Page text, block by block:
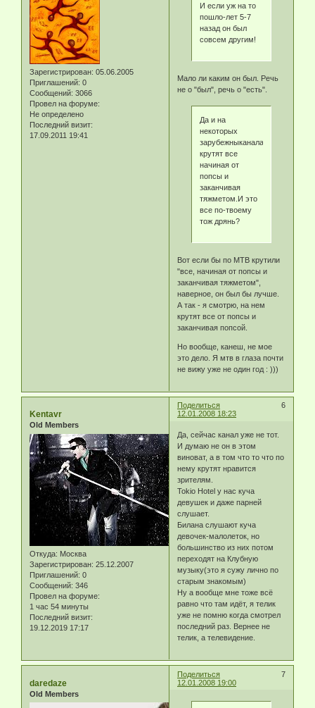
Зарегистрирован: 05.06.2005
Приглашений: 0
Сообщений: 3066
Провел на форуме:
Не определено
Последний визит:
17.09.2011 19:41
И если уж на то
пошло-лет 5-7
назад он был
совсем другим!
Мало ли каким он был. Речь
не о "был", речь о "есть".
Да и на
некоторых
зарубежныканалах
крутят все
начиная от
попсы и
заканчивая
тяжметом.И это
все по-твоему
тож дрянь?
Вот если бы по МТВ крутили
"все, начиная от попсы и
заканчивая тяжметом",
наверное, он был бы лучше.
А так - я смотрю, на нем
крутят все от попсы и
заканчивая попсой.
Но вообще, канеш, не мое
это дело. Я мтв в глаза почти
не вижу уже не один год : )))
Поделиться
6
12.01.2008 18:23
Kentavr
Old Members
Откуда: Москва
Зарегистрирован: 25.12.2007
Приглашений: 0
Сообщений: 346
Провел на форуме:
1 час 54 минуты
Последний визит:
19.12.2019 17:17
Да, сейчас канал уже не тот.
И думаю не он в этом
виноват, а в том что то что по
нему крутят нравится
зрителям.
Tokio Hotel у нас куча
девушек и даже парней
слушает.
Билана слушают куча
девочек-малолеток, но
большинство из них потом
переходят на Клубную
музыку(это я сужу лично по
старым знакомым)
Ну а вообще мне тоже всё
равно что там идёт, я телик
уже не помню когда смотрел
последний раз. Вернее не
телик, а телевидение.
Поделиться
7
12.01.2008 19:00
daredaze
Old Members